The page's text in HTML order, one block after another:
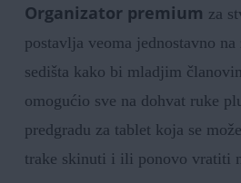
Organizator premium za
postavlja veoma jednostavno
sedišta kako bi mladjim
omogućio sve na dohvat ruke
predgradu za tablet koja se
trake skinuti i ili ponovo vratiti